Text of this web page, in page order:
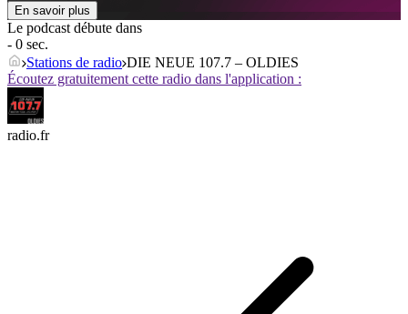
En savoir plus
Le podcast débute dans
- 0 sec.
Stations de radio DIE NEUE 107.7 – OLDIES
Écoutez gratuitement cette radio dans l'application :
radio.fr